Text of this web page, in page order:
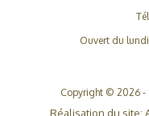
Ouvert du
Copyright © 2026 -
Réalisation du site: